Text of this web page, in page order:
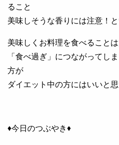
ること
美味しそうな香りには注意！と
美味しくお料理を食べること
「食べ過ぎ」につながってし
方が
ダイエット中の方にはいいと思
♦今日のつぶやき♦